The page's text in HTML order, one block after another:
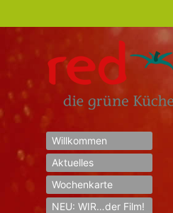
Willkommen
Aktuelles
Wochenkarte
NEU: WIR…der Film!